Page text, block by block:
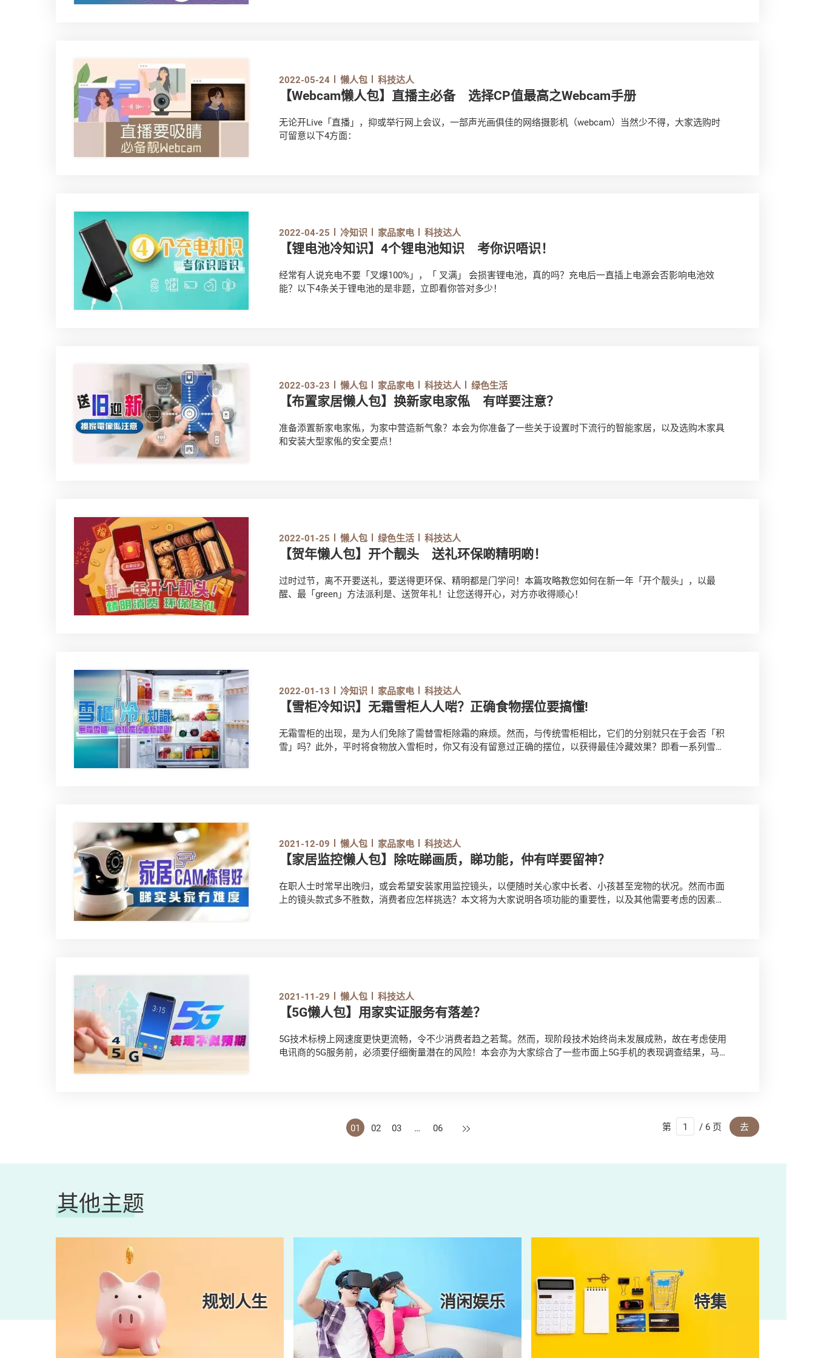
2022-05-24 懒人包 科技达人
【Webcam懒人包】直播主必备 选择CP值最高之Webcam手册
无论开Live「直播」，抑或举行网上会议，一部声光画俱佳的网络摄影机（webcam）当然少不得，大家选购时
可留意以下4方面：
2022-04-25 冷知识 家品家电 科技达人
【锂电池冷知识】4个锂电池知识 考你识唔识！
经常有人说充电不要「叉爆100%」，「 叉满」 会损害锂电池，真的吗？充电后一直插上电源会否影响电池效
能？以下4条关于锂电池的是非题，立即看你答对多少！
2022-03-23 懒人包 家品家电 科技达人 绿色生活
【布置家居懒人包】换新家电家俬 有咩要注意？
准备添置新家电家俬，为家中营造新气象？本会为你准备了一些关于设置时下流行的智能家居，以及选购木家具
和安装大型家俬的安全要点！
2022-01-25 懒人包 绿色生活 科技达人
【贺年懒人包】开个靓头 送礼环保啲精明啲！
过时过节，离不开要送礼，要送得更环保、精明都是门学问！本篇攻略教您如何在新一年「开个靓头」，以最
醒、最「green」方法派利是、送贺年礼！让您送得开心，对方亦收得顺心！
2022-01-13 冷知识 家品家电 科技达人
【雪柜冷知识】无霜雪柜人人啱？正确食物摆位要搞懂!
无霜雪柜的出现，是为人们免除了需替雪柜除霜的麻烦。然而，与传统雪柜相比，它们的分别就只在于会否「积
雪」吗？此外，平时将食物放入雪柜时，你又有没有留意过正确的摆位，以获得最佳冷藏效果？即看一系列雪柜
2021-12-09 懒人包 家品家电 科技达人
【家居监控懒人包】除咗睇画质，睇功能，仲有咩要留神？
在职人士时常早出晚归，或会希望安装家用监控镜头，以便随时关心家中长者、小孩甚至宠物的状况。然而市面
上的镜头款式多不胜数，消费者应怎样挑选？本文将为大家说明各项功能的重要性，以及其他需要考虑的因素。
2021-11-29 懒人包 科技达人
【5G懒人包】用家实证服务有落差？
5G技术标榜上网速度更快更流畅，令不少消费者趋之若鹜。然而，现阶段技术始终尚未发展成熟，故在考虑使用
电讯商的5G服务前，必须要仔细衡量潜在的风险！本会亦为大家综合了一些市面上5G手机的表现调查结果，马上
01 02 03 … 06 下一页 第 / 6 页 去
其他主题
规划人生 消闲娱乐 特集